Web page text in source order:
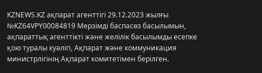
KZNEWS.KZ ақпарат агенттігі 29.12.2023 жылғы
№KZ64VPY00084819 Мерзімді баспасөз басылымын,
ақпараттық агенттікті және желілік басылымды есепке
қою туралы куәлігі, Ақпарат және коммуникация
министрлігінің Ақпарат комитетімен берілген.